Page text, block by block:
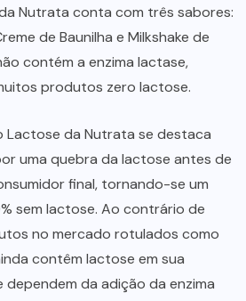
Nutrata conta com três sabores:
de Baunilha e Milkshake de
contém a enzima lactase,
produtos zero lactose.
Lactose da Nutrata se destaca
uma quebra da lactose antes de
final, tornando-se um
sem lactose. Ao contrário de
no mercado rotulados como
contêm lactose em sua
dependem da adição da enzima